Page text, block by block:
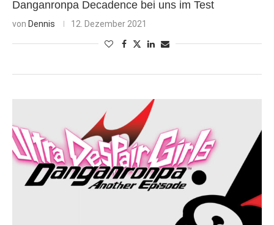
Danganronpa Decadence bei uns im Test
von Dennis 12. Dezember 2021